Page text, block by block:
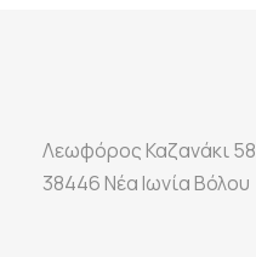
Λεωφόρος Καζανάκι 58
38446 Νέα Ιωνία Βόλου